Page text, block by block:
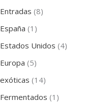
Entradas (8)
España (1)
Estados Unidos (4)
Europa (5)
exóticas (14)
Fermentados (1)